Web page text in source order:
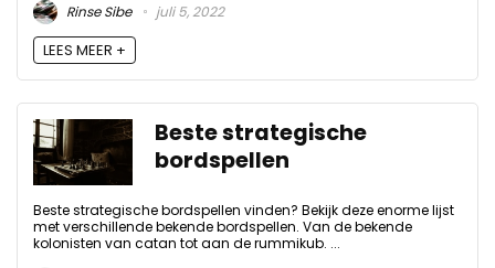
Rinse Sibe
juli 5, 2022
LEES MEER +
Beste strategische
bordspellen
Beste strategische bordspellen vinden? Bekijk deze enorme lijst
met verschillende bekende bordspellen. Van de bekende
kolonisten van catan tot aan de rummikub. ...